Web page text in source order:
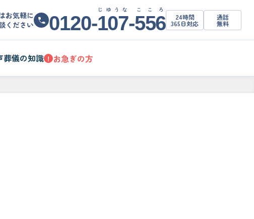
お気軽に
ください
0120-107
じゆうな
-556
こころ
24時間
365日対応
通話
無料
葬儀の知識 ! お急ぎの方